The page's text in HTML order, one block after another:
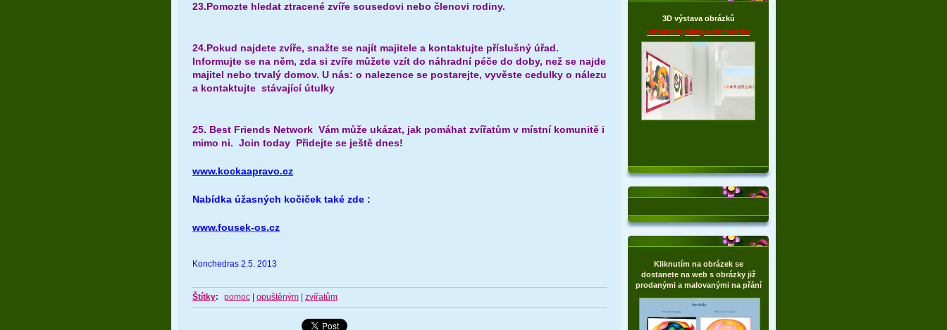
23.Pomozte hledat ztracené zvíře sousedovi nebo členovi rodiny.
24.Pokud najdete zvíře, snažte se najít majitele a kontaktujte příslušný úřad.
Informujte se na něm, zda si zvíře můžete vzít do náhradní péče do doby, než se najde
majitel nebo trvalý domov. U nás: o nalezence se postarejte, vyvěste cedulky o nálezu
a kontaktujte stávající útulky
25. Best Friends Network Vám může ukázat, jak pomáhat zvířatům v místní komunitě i
mimo ni. Join today Přidejte se ještě dnes!
www.kockaapravo.cz
Nabídka úžasných kočiček také zde :
www.fousek-os.cz
Konchedras 2.5. 2013
Štítky: pomoc opuštěným zvířatům
3D výstava obrázků
virtualartgallery.konchedras
Kliknutím na obrázek se
dostanete na web s obrázky již
prodanými a malovanými na přání